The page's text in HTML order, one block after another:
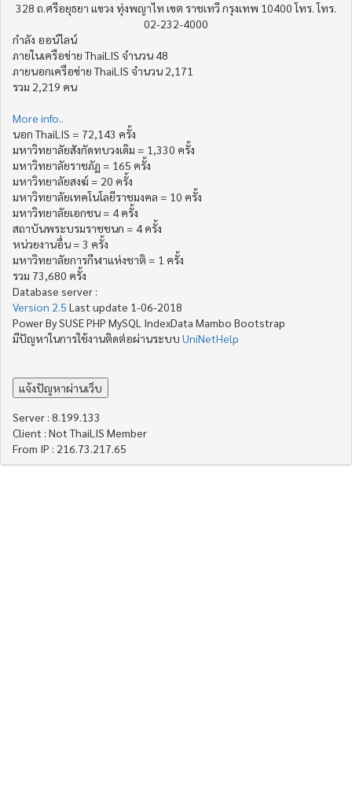
328 ถ.ศรีอยุธยา แขวง ทุ่งพญาไท เขต ราชเทวี กรุงเทพ 10400 โทร. โทร.
02-232-4000
กำลัง ออน์ไลน์
ภายในเครือข่าย ThaiLIS จำนวน 48
ภายนอกเครือข่าย ThaiLIS จำนวน 2,171
รวม 2,219 คน
More info..
นอก ThaiLIS = 72,143 ครั้ง
มหาวิทยาลัยสังกัดทบวงเดิม = 1,330 ครั้ง
มหาวิทยาลัยราชภัฏ = 165 ครั้ง
มหาวิทยาลัยสงฆ์ = 20 ครั้ง
มหาวิทยาลัยเทคโนโลยีราชมงคล = 10 ครั้ง
มหาวิทยาลัยเอกชน = 4 ครั้ง
สถาบันพระบรมราชชนก = 4 ครั้ง
หน่วยงานอื่น = 3 ครั้ง
มหาวิทยาลัยการกีฬาแห่งชาติ = 1 ครั้ง
รวม 73,680 ครั้ง
Database server :
Version 2.5 Last update 1-06-2018
Power By SUSE PHP MySQL IndexData Mambo Bootstrap
มีปัญหาในการใช้งานติดต่อผ่านระบบ UniNetHelp
Server : 8.199.133
Client : Not ThaiLIS Member
From IP : 216.73.217.65